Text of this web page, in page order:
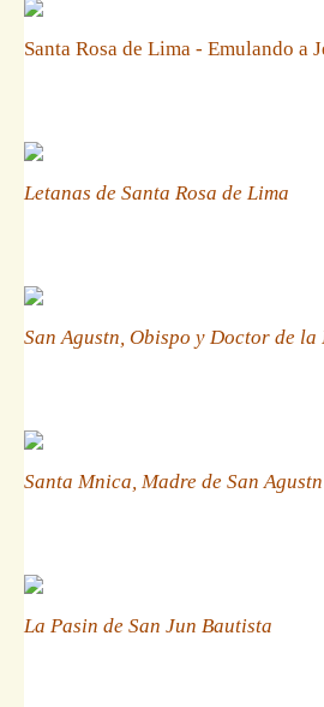
Santa Rosa de Lima - Emulando a
Letanas de Santa Rosa de Lima
San Agustn, Obispo y Doctor de la
Santa Mnica, Madre de San Agustn
La Pasin de San Jun Bautista